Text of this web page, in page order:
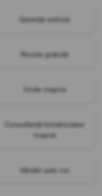
Garanție extinsă
Revizie gratuită
Vinde mașina
Consultanță înmatriculare
mașină
Vânzări auto noi